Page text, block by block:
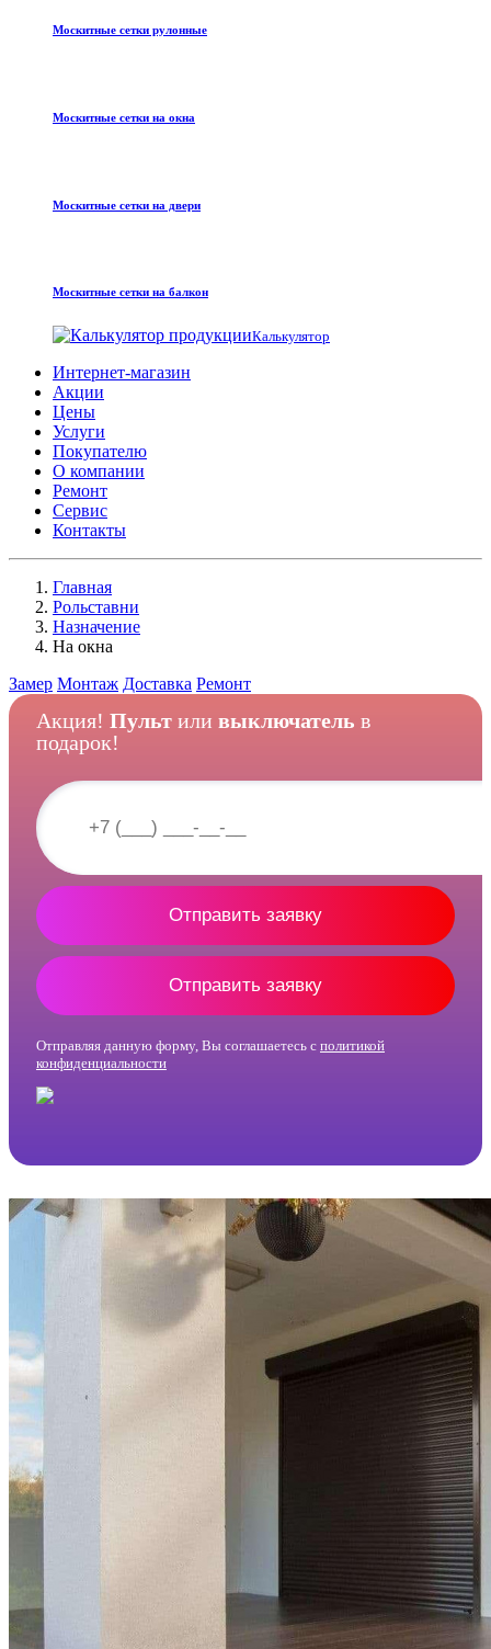
Москитные сетки рулонные
Москитные сетки на окна
Москитные сетки на двери
Москитные сетки на балкон
Калькулятор
Интернет-магазин
Акции
Цены
Услуги
Покупателю
О компании
Ремонт
Сервис
Контакты
Главная
Рольставни
Назначение
На окна
Замер Монтаж Доставка Ремонт
Акция! Пульт или выключатель в
подарок!
Отправить заявку
Отправить заявку
Отправляя данную форму, Вы соглашаетесь с политикой
конфиденциальности